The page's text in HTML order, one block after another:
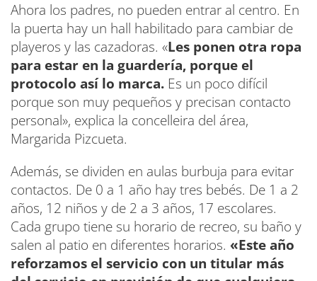
Ahora los padres, no pueden entrar al centro. En
la puerta hay un hall habilitado para cambiar de
playeros y las cazadoras. «Les ponen otra ropa
para estar en la guardería, porque el
protocolo así lo marca. Es un poco difícil
porque son muy pequeños y precisan contacto
personal», explica la concelleira del área,
Margarida Pizcueta.
Además, se dividen en aulas burbuja para evitar
contactos. De 0 a 1 año hay tres bebés. De 1 a 2
años, 12 niños y de 2 a 3 años, 17 escolares.
Cada grupo tiene su horario de recreo, su baño y
salen al patio en diferentes horarios. «Este año
reforzamos el servicio con un titular más